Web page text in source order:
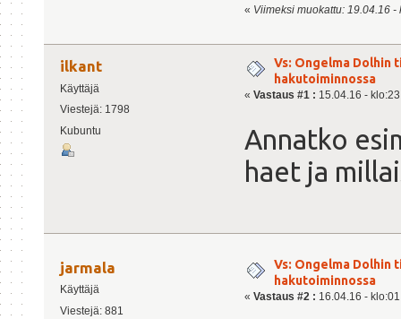
« Viimeksi muokattu: 19.04.16
ilkant
Käyttäjä
Viestejä: 1798
Kubuntu
Vs: Ongelma Dolhin
hakutoiminnossa
« Vastaus #1 : 15.04.16 -
Annatko
haet ja
jarmala
Käyttäjä
Viestejä: 881
Vs: Ongelma Dolhin
hakutoiminnossa
« Vastaus #2 : 16.04.16 -